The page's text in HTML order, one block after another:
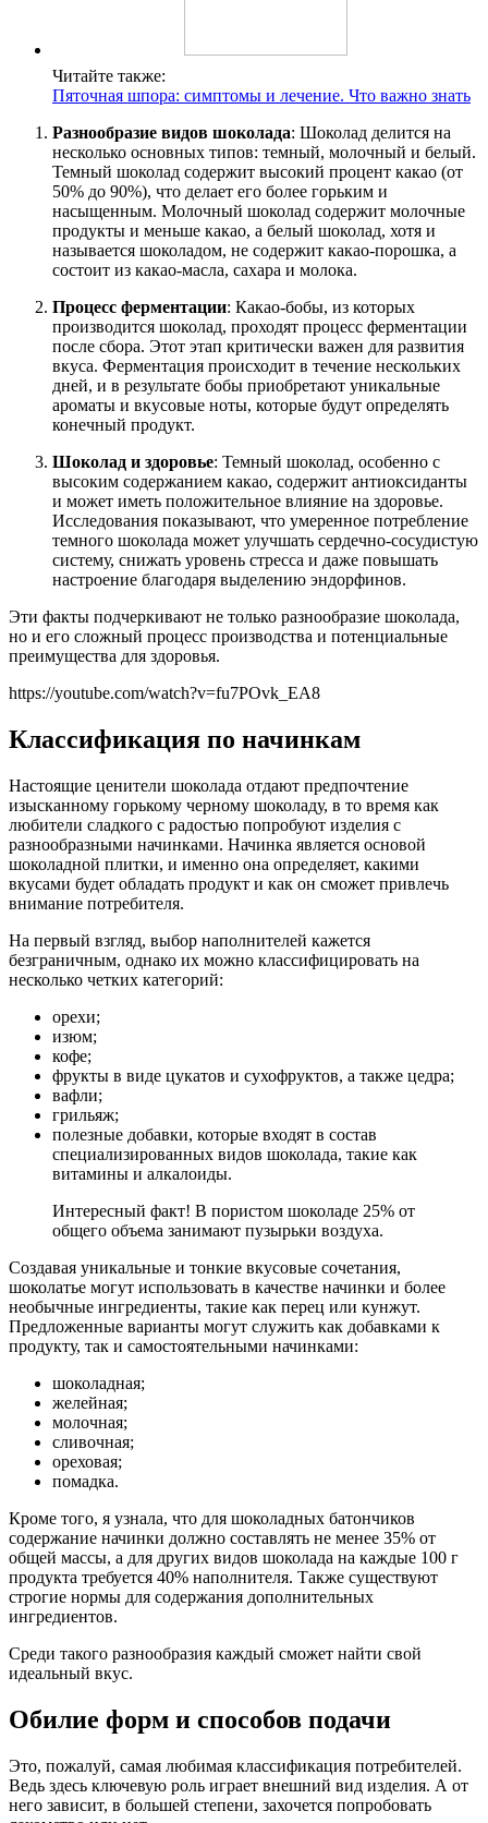
Читайте также:
Пяточная шпора: симптомы и лечение. Что важно знать
Разнообразие видов шоколада: Шоколад делится на
несколько основных типов: темный, молочный и белый.
Темный шоколад содержит высокий процент какао (от
50% до 90%), что делает его более горьким и
насыщенным. Молочный шоколад содержит молочные
продукты и меньше какао, а белый шоколад, хотя и
называется шоколадом, не содержит какао-порошка, а
состоит из какао-масла, сахара и молока.
Процесс ферментации: Какао-бобы, из которых
производится шоколад, проходят процесс ферментации
после сбора. Этот этап критически важен для развития
вкуса. Ферментация происходит в течение нескольких
дней, и в результате бобы приобретают уникальные
ароматы и вкусовые ноты, которые будут определять
конечный продукт.
Шоколад и здоровье: Темный шоколад, особенно с
высоким содержанием какао, содержит антиоксиданты
и может иметь положительное влияние на здоровье.
Исследования показывают, что умеренное потребление
темного шоколада может улучшать сердечно-сосудистую
систему, снижать уровень стресса и даже повышать
настроение благодаря выделению эндорфинов.
Эти факты подчеркивают не только разнообразие шоколада,
но и его сложный процесс производства и потенциальные
преимущества для здоровья.
https://youtube.com/watch?v=fu7POvk_EA8
Классификация по начинкам
Настоящие ценители шоколада отдают предпочтение
изысканному горькому черному шоколаду, в то время как
любители сладкого с радостью попробуют изделия с
разнообразными начинками. Начинка является основой
шоколадной плитки, и именно она определяет, какими
вкусами будет обладать продукт и как он сможет привлечь
внимание потребителя.
На первый взгляд, выбор наполнителей кажется
безграничным, однако их можно классифицировать на
несколько четких категорий:
орехи;
изюм;
кофе;
фрукты в виде цукатов и сухофруктов, а также цедра;
вафли;
грильяж;
полезные добавки, которые входят в состав
специализированных видов шоколада, такие как
витамины и алкалоиды.
Интересный факт! В пористом шоколаде 25% от
общего объема занимают пузырьки воздуха.
Создавая уникальные и тонкие вкусовые сочетания,
шоколатье могут использовать в качестве начинки и более
необычные ингредиенты, такие как перец или кунжут.
Предложенные варианты могут служить как добавками к
продукту, так и самостоятельными начинками:
шоколадная;
желейная;
молочная;
сливочная;
ореховая;
помадка.
Кроме того, я узнала, что для шоколадных батончиков
содержание начинки должно составлять не менее 35% от
общей массы, а для других видов шоколада на каждые 100 г
продукта требуется 40% наполнителя. Также существуют
строгие нормы для содержания дополнительных
ингредиентов.
Среди такого разнообразия каждый сможет найти свой
идеальный вкус.
Обилие форм и способов подачи
Это, пожалуй, самая любимая классификация потребителей.
Ведь здесь ключевую роль играет внешний вид изделия. А от
него зависит, в большей степени, захочется попробовать